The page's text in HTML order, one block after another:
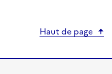
Haut de page